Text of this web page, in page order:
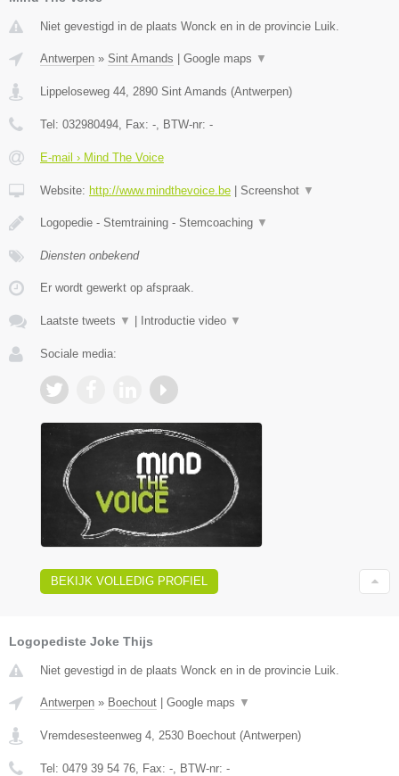
Niet gevestigd in de plaats Wonck en in de provincie Luik.
Antwerpen » Sint Amands | Google maps ▼
Lippeloseweg 44 2890 Sint Amands (Antwerpen)
Tel: 032980494 , Fax: - , BTW-nr: -
E-mail › Mind The Voice
Website: http://www.mindthevoice.be | Screenshot ▼
Logopedie - Stemtraining - Stemcoaching ▼
Diensten onbekend
Er wordt gewerkt op afspraak.
Laatste tweets ▼ | Introductie video ▼
Sociale media:
BEKIJK VOLLEDIG PROFIEL
Logopediste Joke Thijs
Niet gevestigd in de plaats Wonck en in de provincie Luik.
Antwerpen » Boechout | Google maps ▼
Vremdesesteenweg 4 2530 Boechout (Antwerpen)
Tel: 0479 39 54 76 , Fax: - , BTW-nr: -